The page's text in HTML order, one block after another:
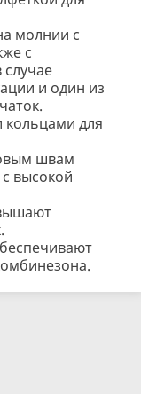
молнии с
с
и один из
для
швам
высокой